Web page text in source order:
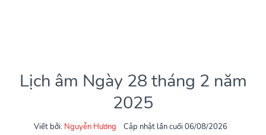
Lịch âm Ngày 28 tháng 2 năm
2025
Viết bởi: Nguyễn Hương
Cập nhật lần cuối 06/08/2026